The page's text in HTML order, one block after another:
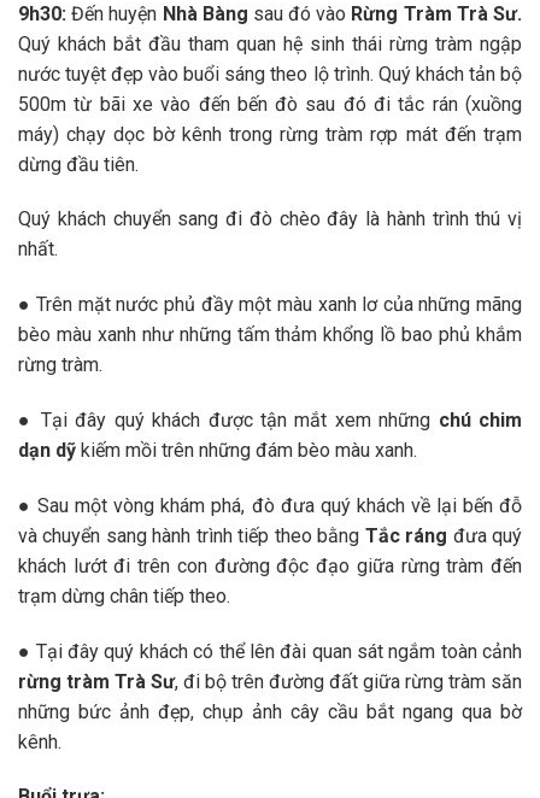
9h30: Đến huyện Nhà Bàng sau đó vào Rừng Tràm Trà Sư.
Quý khách bắt đầu tham quan hệ sinh thái rừng tràm ngập
nước tuyệt đẹp vào buổi sáng theo lộ trình. Quý khách tản bộ
500m từ bãi xe vào đến bến đò sau đó đi tắc rán (xuồng
máy) chạy dọc bờ kênh trong rừng tràm rợp mát đến trạm
dừng đầu tiên.
Quý khách chuyển sang đi đò chèo đây là hành trình thú vị
nhất.
● Trên mặt nước phủ đầy một màu xanh lơ của những mãng
bèo màu xanh như những tấm thảm khổng lồ bao phủ khắm
rừng tràm.
● Tại đây quý khách được tận mắt xem những chú chim
dạn dỹ kiếm mồi trên những đám bèo màu xanh.
● Sau một vòng khám phá, đò đưa quý khách về lại bến đỗ
và chuyển sang hành trình tiếp theo bằng Tắc ráng đưa quý
khách lướt đi trên con đường độc đạo giữa rừng tràm đến
trạm dừng chân tiếp theo.
● Tại đây quý khách có thể lên đài quan sát ngắm toàn cảnh
rừng tràm Trà Sư, đi bộ trên đường đất giữa rừng tràm săn
những bức ảnh đẹp, chụp ảnh cây cầu bắt ngang qua bờ
kênh.